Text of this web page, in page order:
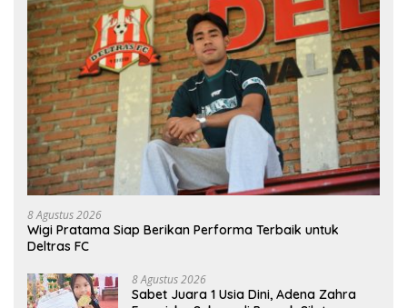
8 Agustus 2026
Wigi Pratama Siap Berikan Performa Terbaik untuk
Deltras FC
8 Agustus 2026
Sabet Juara 1 Usia Dini, Adena Zahra